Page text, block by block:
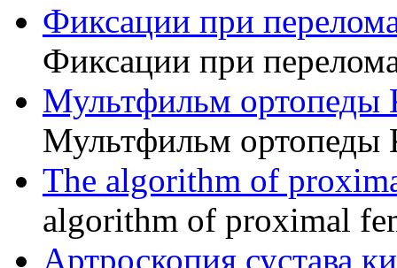
Фиксации при
Фиксации при
Мультфильм ортопеды
Мультфильм ортопеды
The algorithm of
algorithm of proximal
Артроскопия сустава